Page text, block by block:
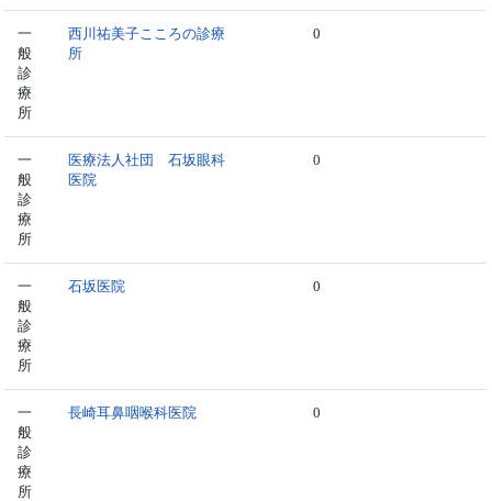
一
般
診
療
所
西川祐美子こころの診療
所
0
一
般
診
療
所
医療法人社団 石坂眼科
医院
0
一
般
診
療
所
石坂医院 0
一
般
診
療
所
長崎耳鼻咽喉科医院 0